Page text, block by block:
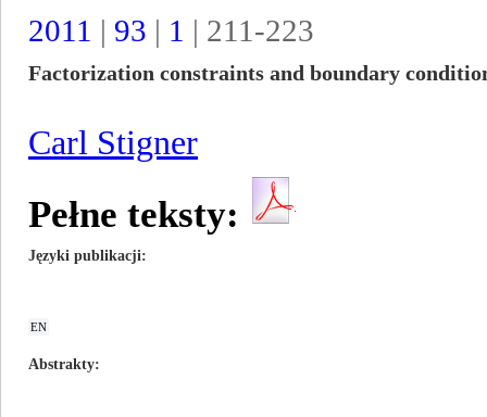
2011 | 93 | 1 | 211-223
Factorization constraints and boundary
Carl Stigner
Pełne teksty:
Języki publikacji
EN
Abstrakty